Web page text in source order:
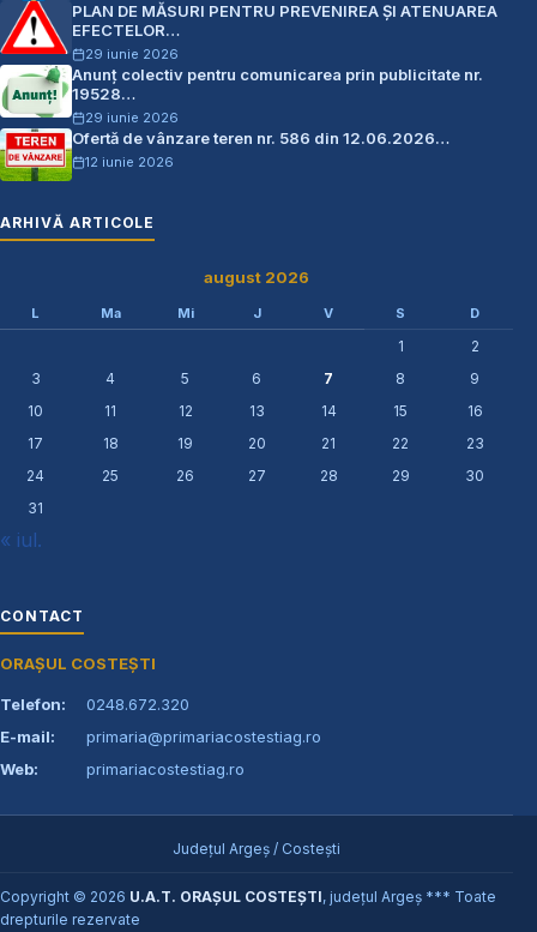
PLAN DE MĂSURI PENTRU PREVENIREA ŞI ATENUAREA
EFECTELOR…
29 iunie 2026
Anunț colectiv pentru comunicarea prin publicitate nr.
19528…
29 iunie 2026
Ofertă de vânzare teren nr. 586 din 12.06.2026…
12 iunie 2026
ARHIVĂ ARTICOLE
august 2026
L Ma Mi J V S D
1
2
3
4 5 6 7 8
9
10
11 12 13 14 15
16
17
18 19 20 21 22
23
24
25 26 27 28 29
30
31
« iul.
CONTACT
ORAȘUL COSTEȘTI
Telefon:
0248.672.320
E-mail:
primaria@primariacostestiag.ro
Web:
primariacostestiag.ro
Județul Argeș / Costești
Copyright © 2026 U.A.T. ORAȘUL COSTEȘTI, județul Argeș *** Toate
drepturile rezervate